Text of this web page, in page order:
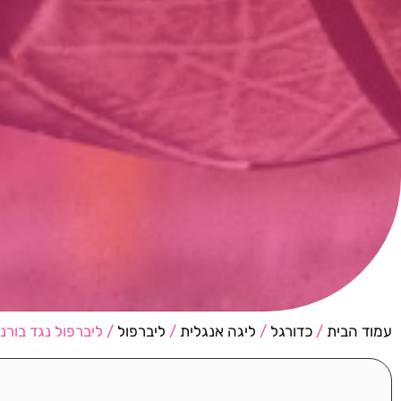
עמוד הבית / כדורגל / ליגה אנגלית / ליברפול / ליברפול נגד